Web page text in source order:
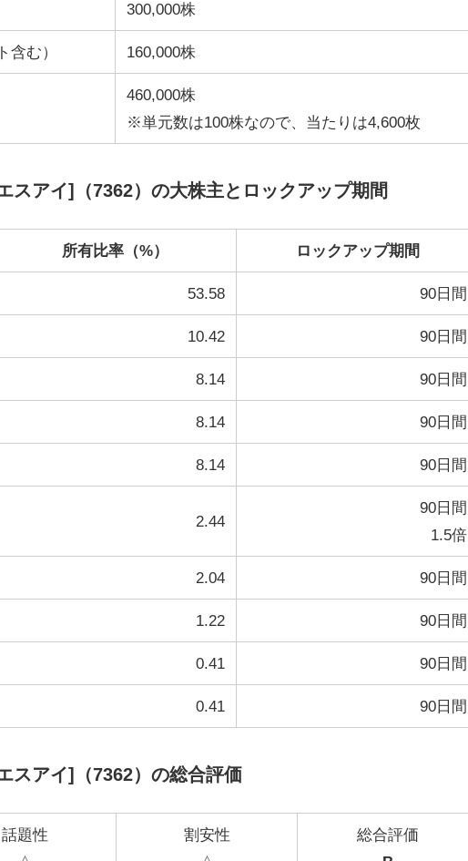
300,000株
含む） 160,000株
460,000株
※単元数は100株なので、当たりは4,600枚
スアイ]（7362）の大株主とロックアップ期間
所有比率（%） ロックアップ期間
53.58 90日間
10.42 90日間
8.14 90日間
8.14 90日間
8.14 90日間
2.44
90日間
1.5倍
2.04 90日間
1.22 90日間
0.41 90日間
0.41 90日間
スアイ]（7362）の総合評価
話題性
割安性
総合評価